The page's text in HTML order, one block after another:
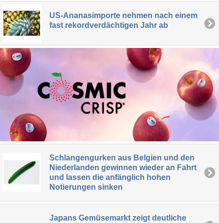
US-Ananasimporte nehmen nach einem
fast rekordverdächtigen Jahr ab
Schlangengurken aus Belgien und den
Niederlanden gewinnen wieder an Fahrt
und lassen die anfänglich hohen
Notierungen sinken
Japans Gemüsemarkt zeigt deutliche